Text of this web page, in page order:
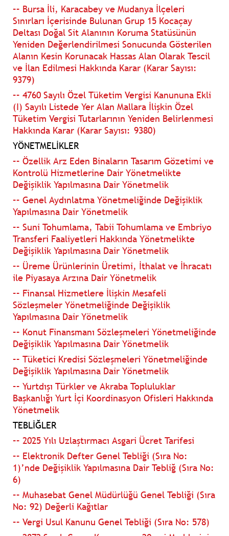
–– Bursa İli, Karacabey ve Mudanya İlçeleri
Sınırları İçerisinde Bulunan Grup 15 Kocaçay
Deltası Doğal Sit Alanının Koruma Statüsünün
Yeniden Değerlendirilmesi Sonucunda Gösterilen
Alanın Kesin Korunacak Hassas Alan Olarak Tescil
ve İlan Edilmesi Hakkında Karar (Karar Sayısı:
9379)
–– 4760 Sayılı Özel Tüketim Vergisi Kanununa Ekli
(I) Sayılı Listede Yer Alan Mallara İlişkin Özel
Tüketim Vergisi Tutarlarının Yeniden Belirlenmesi
Hakkında Karar (Karar Sayısı: 9380)
YÖNETMELİKLER
–– Özellik Arz Eden Binaların Tasarım Gözetimi ve
Kontrolü Hizmetlerine Dair Yönetmelikte
Değişiklik Yapılmasına Dair Yönetmelik
–– Genel Aydınlatma Yönetmeliğinde Değişiklik
Yapılmasına Dair Yönetmelik
–– Suni Tohumlama, Tabii Tohumlama ve Embriyo
Transferi Faaliyetleri Hakkında Yönetmelikte
Değişiklik Yapılmasına Dair Yönetmelik
–– Üreme Ürünlerinin Üretimi, İthalat ve İhracatı
ile Piyasaya Arzına Dair Yönetmelik
–– Finansal Hizmetlere İlişkin Mesafeli
Sözleşmeler Yönetmeliğinde Değişiklik
Yapılmasına Dair Yönetmelik
–– Konut Finansmanı Sözleşmeleri Yönetmeliğinde
Değişiklik Yapılmasına Dair Yönetmelik
–– Tüketici Kredisi Sözleşmeleri Yönetmeliğinde
Değişiklik Yapılmasına Dair Yönetmelik
–– Yurtdışı Türkler ve Akraba Topluluklar
Başkanlığı Yurt İçi Koordinasyon Ofisleri Hakkında
Yönetmelik
TEBLİĞLER
–– 2025 Yılı Uzlaştırmacı Asgari Ücret Tarifesi
–– Elektronik Defter Genel Tebliği (Sıra No:
1)’nde Değişiklik Yapılmasına Dair Tebliğ (Sıra No:
6)
–– Muhasebat Genel Müdürlüğü Genel Tebliği (Sıra
No: 92) Değerli Kağıtlar
–– Vergi Usul Kanunu Genel Tebliği (Sıra No: 578)